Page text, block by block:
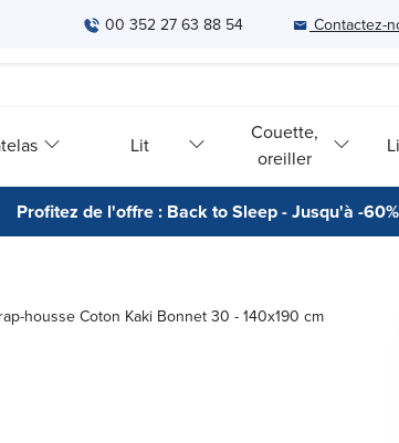
00 352 27 63 88 54 Contactez-
Lit
Couette,
oreiller
Profitez de l'offre : Back to Sleep - Jusqu'à -
housse Coton Kaki Bonnet 30 - 140x190 cm